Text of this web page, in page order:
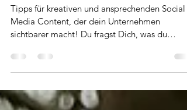
Film & Foto
Tipps: Content Creation
Tipps für kreativen und ansprechenden Social
Media Content, der dein Unternehmen
posten...